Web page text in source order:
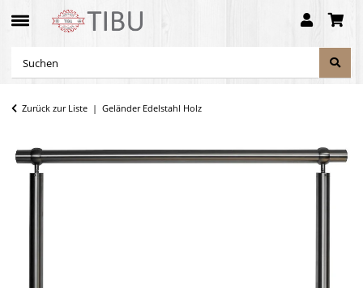
Zurück zur Liste Geländer Edelstahl Holz